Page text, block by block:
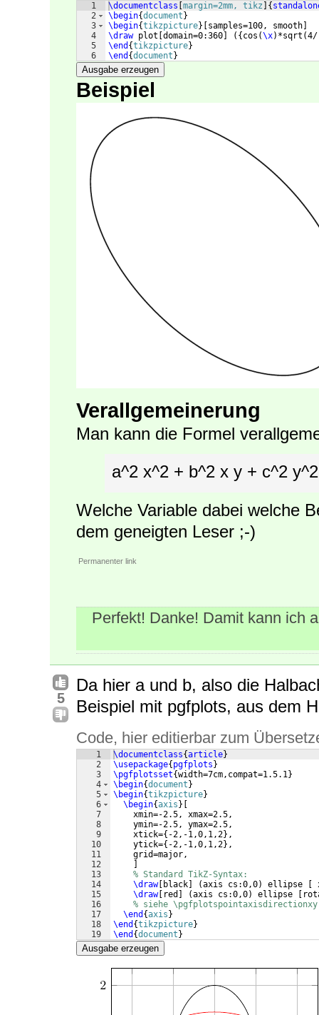
1
2
3
4
5
6
\documentclass margin=2mm, tikz {
\begin{document }
\begin{tikzpicture} samples=100, smooth
\draw plot domain=0:360 ({ cos (\x) *sqrt (4/
\end {tikzpicture}
\end {document }
Ausgabe erzeugen
Beispiel
Verallgemeinerung
Man kann die Formel
a^2 x^2 + b^2 x y + c^2
Welche Variable dabei welche
dem geneigten Leser ;-)
Permanenter link
Perfekt! Danke! Damit kann ich
5
Da hier a und b, also die
Beispiel mit pgfplots, aus dem
Code, hier editierbar zum
1
2
3
4
5
6
7
8
9
10
11
12
13
14
15
16
17
18
19
\documentclass{article}
\usepackage{ pgfplots }
\pgfplotsset{width=7cm,compat=1.5.1}
\begin{document }
\begin{tikzpicture}
\begin{axis }
    xmin=-2.5, xmax=2.5,
    ymin=-2.5, ymax=2.5,
    xtick=
{ -2,-1,0,1,2} ,
    ytick=
{ -2,-1,0,1,2} ,
    grid=major,
% Standard TikZ-Syntax:
\draw[ black (axis cs:0,0) ellipse
\draw[ red (axis cs:0,0) ellipse
% siehe
\end {axis }
\end {tikzpicture}
\end {document }
Ausgabe erzeugen